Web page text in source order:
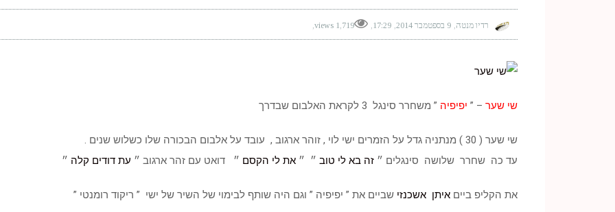
רדיו מנטה 9 בספטמבר 2014 17:29
1,719 views
שי שער – ” יפיפיה ” משחרר סינגל 3 לקראת האלבום שבדרך
שי שער ( 30 ) מנתניה גדל על הזמרים ישי לוי , זוהר ארגוב , עובד על אלבום הבכורה שלו כשלוש שנים .
עד כה שחרר שלושה סינגלים ״ זה בא לי טוב ״ ״ את לי הקסם ״ דואט עם זהר ארגוב ״ עת דודים קלה ״
את הקליפ ביים איתן אשכנזי שביים את ” יפיפיה ” וגם היה שותף לבימוי של השיר של ישי ” ריקוד רומנטי ”